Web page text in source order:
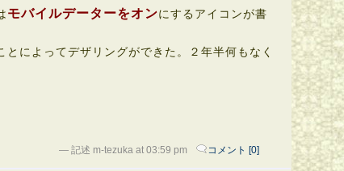
モバイルデーターをオンにするアイコンが書
によってデザリングができた。２年半何もなく
— 記述 m-tezuka at 03:59 pm コメント [0]